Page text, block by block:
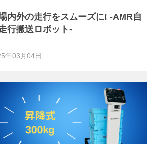
内外の走行をスムーズに! -AMR自
行搬送ロボット-
年03月04日